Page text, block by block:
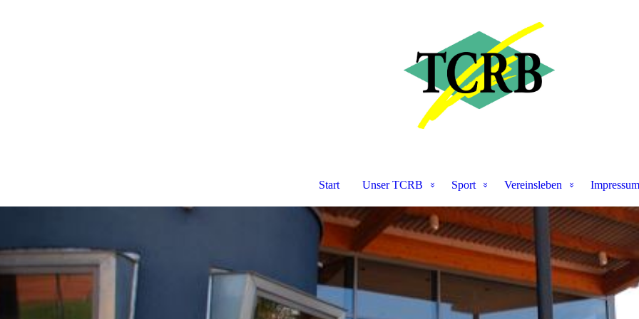
Start Unser TCRB Sport Vereinsleben Impressum